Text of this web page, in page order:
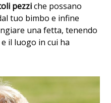
pezziche possano
tuo bimbo e infine
una fetta, tenendo
il luogo in cui ha